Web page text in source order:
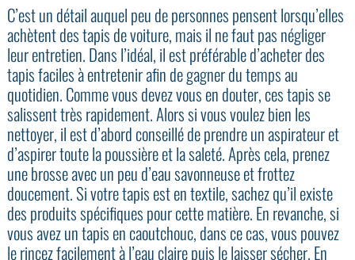
C’est un détail auquel peu de personnes pensent lorsqu’elles
achètent des tapis de voiture, mais il ne faut pas négliger
leur entretien. Dans l’idéal, il est préférable d’acheter des
tapis faciles à entretenir afin de gagner du temps au
quotidien. Comme vous devez vous en douter, ces tapis se
salissent très rapidement. Alors si vous voulez bien les
nettoyer, il est d’abord conseillé de prendre un aspirateur et
d’aspirer toute la poussière et la saleté. Après cela, prenez
une brosse avec un peu d’eau savonneuse et frottez
doucement. Si votre tapis est en textile, sachez qu’il existe
des produits spécifiques pour cette matière. En revanche, si
vous avez un tapis en caoutchouc, dans ce cas, vous pouvez
le rincez facilement à l’eau claire puis le laisser sécher. En